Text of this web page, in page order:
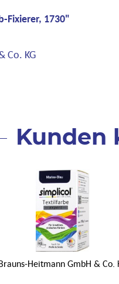
Fixierer, 1730"
Co. KG
Kunden
Heitmann GmbH & Co.